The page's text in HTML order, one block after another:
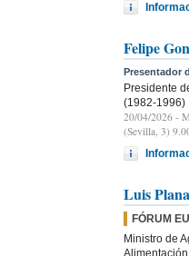
Felipe
Presentador
Presidente
(1982-1996)
20/04/2026 -
(Sevilla, 3)
Luis
FÓRUM
Ministro de
Alimentación